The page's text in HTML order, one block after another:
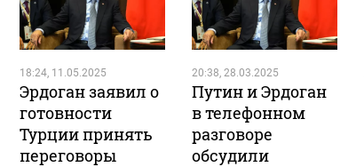
18:24, 11.05.2025
Эрдоган заявил о
готовности
Турции принять
переговоры
20:38, 28.03.2025
Путин и Эрдоган
в телефонном
разговоре
обсудили